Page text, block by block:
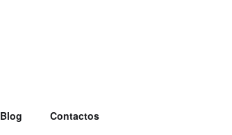
Blog Contactos